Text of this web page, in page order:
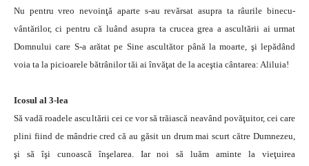
Nu pentru vreo nevoinţă aparte s-au revărsat asupra ta râurile binecu-
vântărilor, ci pentru că luând asupra ta crucea grea a ascultării ai urmat
Domnului care S-a arătat pe Sine ascultător până la moarte, şi lepădând
voia ta la picioarele bătrânilor tăi ai învăţat de la aceştia cântarea: Aliluia!
Icosul al 3-lea
Să vadă roadele ascultării cei ce vor să trăiască neavând povăţuitor, cei care
plini fiind de mândrie cred că au găsit un drum mai scurt către Dumnezeu,
şi să îşi cunoască înşelarea. Iar noi să luăm aminte la vieţuirea